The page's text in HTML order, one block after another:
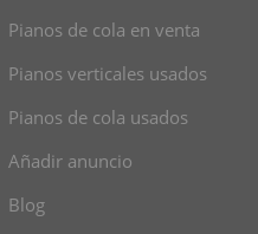
Pianos de cola en venta
Pianos verticales usados
Pianos de cola usados
Añadir anuncio
Blog